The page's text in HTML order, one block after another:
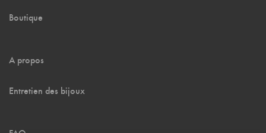
Boutique
A propos
Entretien des bijoux